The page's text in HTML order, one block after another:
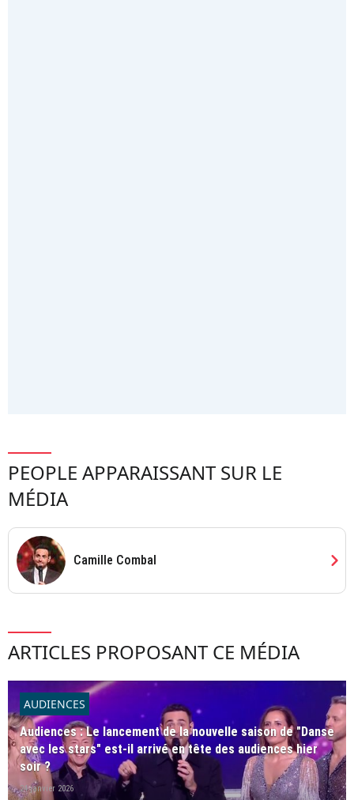
PEOPLE APPARAISSANT SUR LE
MÉDIA
Camille Combal chevron_right
ARTICLES PROPOSANT CE MÉDIA
AUDIENCES
Audiences : Le lancement de la nouvelle saison de "Danse
avec les stars" est-il arrivé en tête des audiences hier
soir ?
24 janvier 2026